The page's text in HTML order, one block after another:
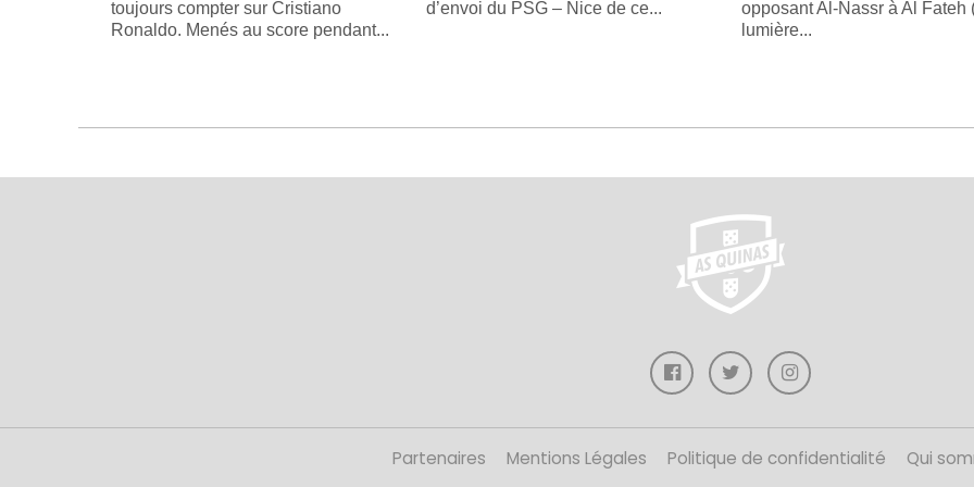
toujours compter sur Cristiano
Ronaldo. Menés au score pendant...
d’envoi du PSG – Nice de ce...
opposant Al-Nassr à Al Fateh
lumière...
Partenaires Mentions Légales Politique de confidentialité Qui